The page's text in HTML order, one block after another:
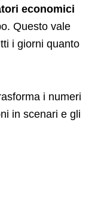
economici
Questo vale
i giorni quanto
i numeri
in scenari e gli